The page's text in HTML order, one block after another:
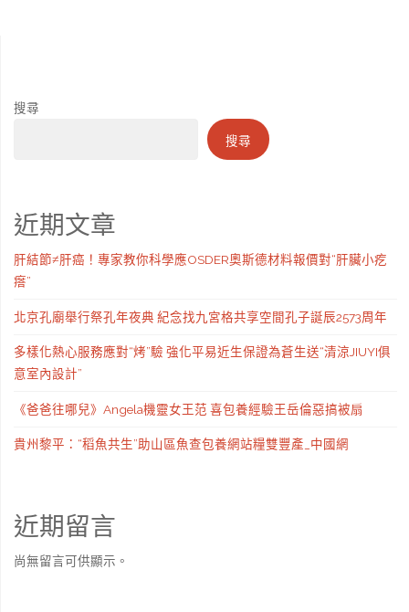
搜尋
搜尋
近期文章
肝結節≠肝癌！專家教你科學應OSDER奧斯德材料報價對“肝臟小疙
瘩”
北京孔廟舉行祭孔年夜典 紀念找九宮格共享空間孔子誕辰2573周年
多樣化熱心服務應對“烤”驗 強化平易近生保證為蒼生送“清涼JIUYI俱
意室內設計”
《爸爸往哪兒》Angela機靈女王范 喜包養經驗王岳倫惡搞被扇
貴州黎平：“稻魚共生”助山區魚查包養網站糧雙豐產_中國網
近期留言
尚無留言可供顯示。